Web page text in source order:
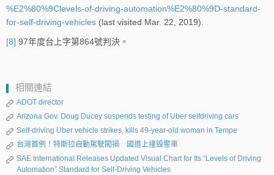
%E2%80%9Clevels-of-driving-automation%E2%80%9D-standard-
for-self-driving-vehicles (last visited Mar. 22, 2019).
[8] 97年度台上字第864號判決。
相關連結
ADOT director
Arizona Gov. Doug Ducey suspends testing of Uber selfdriving cars
Self-driving Uber vehicle strikes, kills 49-year-old woman in Tempe
台灣首例！特斯拉自動駕駛闖禍 國道上撞毀警車
SAE International Releases Updated Visual Chart for Its “Levels of Driving
Automation” Standard for Self-Driving Vehicles